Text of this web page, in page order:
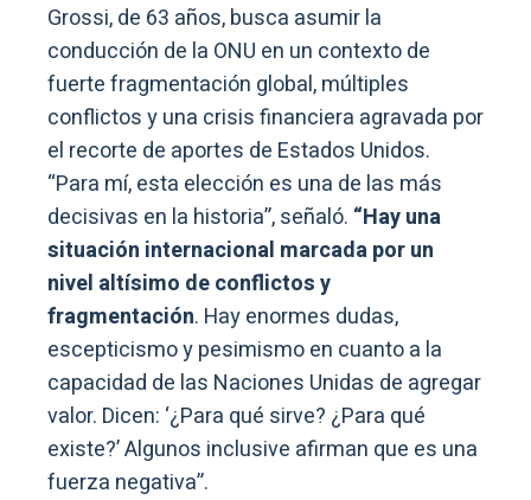
Grossi, de 63 años, busca asumir la
conducción de la ONU en un contexto de
fuerte fragmentación global, múltiples
conflictos y una crisis financiera agravada por
el recorte de aportes de Estados Unidos.
“Para mí, esta elección es una de las más
decisivas en la historia”, señaló. “Hay una
situación internacional marcada por un
nivel altísimo de conflictos y
fragmentación. Hay enormes dudas,
escepticismo y pesimismo en cuanto a la
capacidad de las Naciones Unidas de agregar
valor. Dicen: ‘¿Para qué sirve? ¿Para qué
existe?’ Algunos inclusive afirman que es una
fuerza negativa”.